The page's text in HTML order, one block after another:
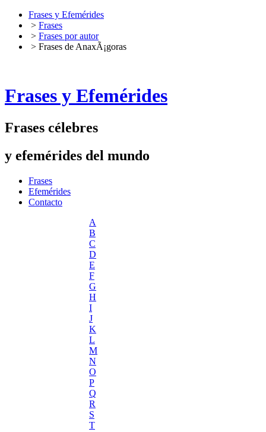
Frases y Efemérides
> Frases
> Frases por autor
> Frases de AnaxÃ¡goras
Frases y Efemérides
Frases célebres
y efemérides del mundo
Frases
Efemérides
Contacto
A
B
C
D
E
F
G
H
I
J
K
L
M
N
O
P
Q
R
S
T